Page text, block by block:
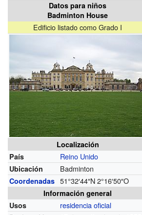
Datos para niños
Badminton House
Edificio listado como Grado I
Localización
País
Reino Unido
Ubicación Badminton
Coordenadas 51°32′44″N 2°16′50″O
Información general
Usos
residencia oficial